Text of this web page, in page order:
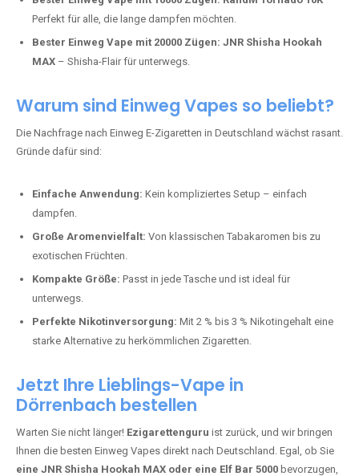
MAX– Shisha-Flair für unterwegs.
Warum sind Einweg Vapes so beliebt?
Gründe dafür sind:
Einfache Anwendung:
Große Aromenvielfalt:Von klassischen Tabakaromen bis zu
exotischen Früchten.
Kompakte Größe:Passt in jede Tasche und ist ideal für
unterwegs.
Perfekte Nikotinversorgung:Mit 2 % bis 3 % Nikotingehalt eine
starke Alternative zu herkömmlichen Zigaretten.
Jetzt Ihre Lieblings-Vape in
Warten Sie nicht länger!Ezigarettenguruist zurück, und wir bringen
Ihnen die besten Einweg Vapes direkt nach Deutschland. Egal, ob Sie
eine JNR Shisha Hookah MAX oder eine Elf Bar 5000 bevorzugen,
wir haben genau das richtige Modell für Sie.